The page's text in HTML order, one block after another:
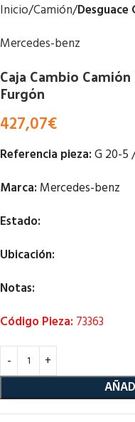
Inicio Camión Desguace
Mercedes-benz
Caja Cambio
Furgón
427,07€
Referencia pieza:G 20-5
Marca: Mercedes-benz
Estado:
Ubicación:
Notas:
Código Pieza: 73363